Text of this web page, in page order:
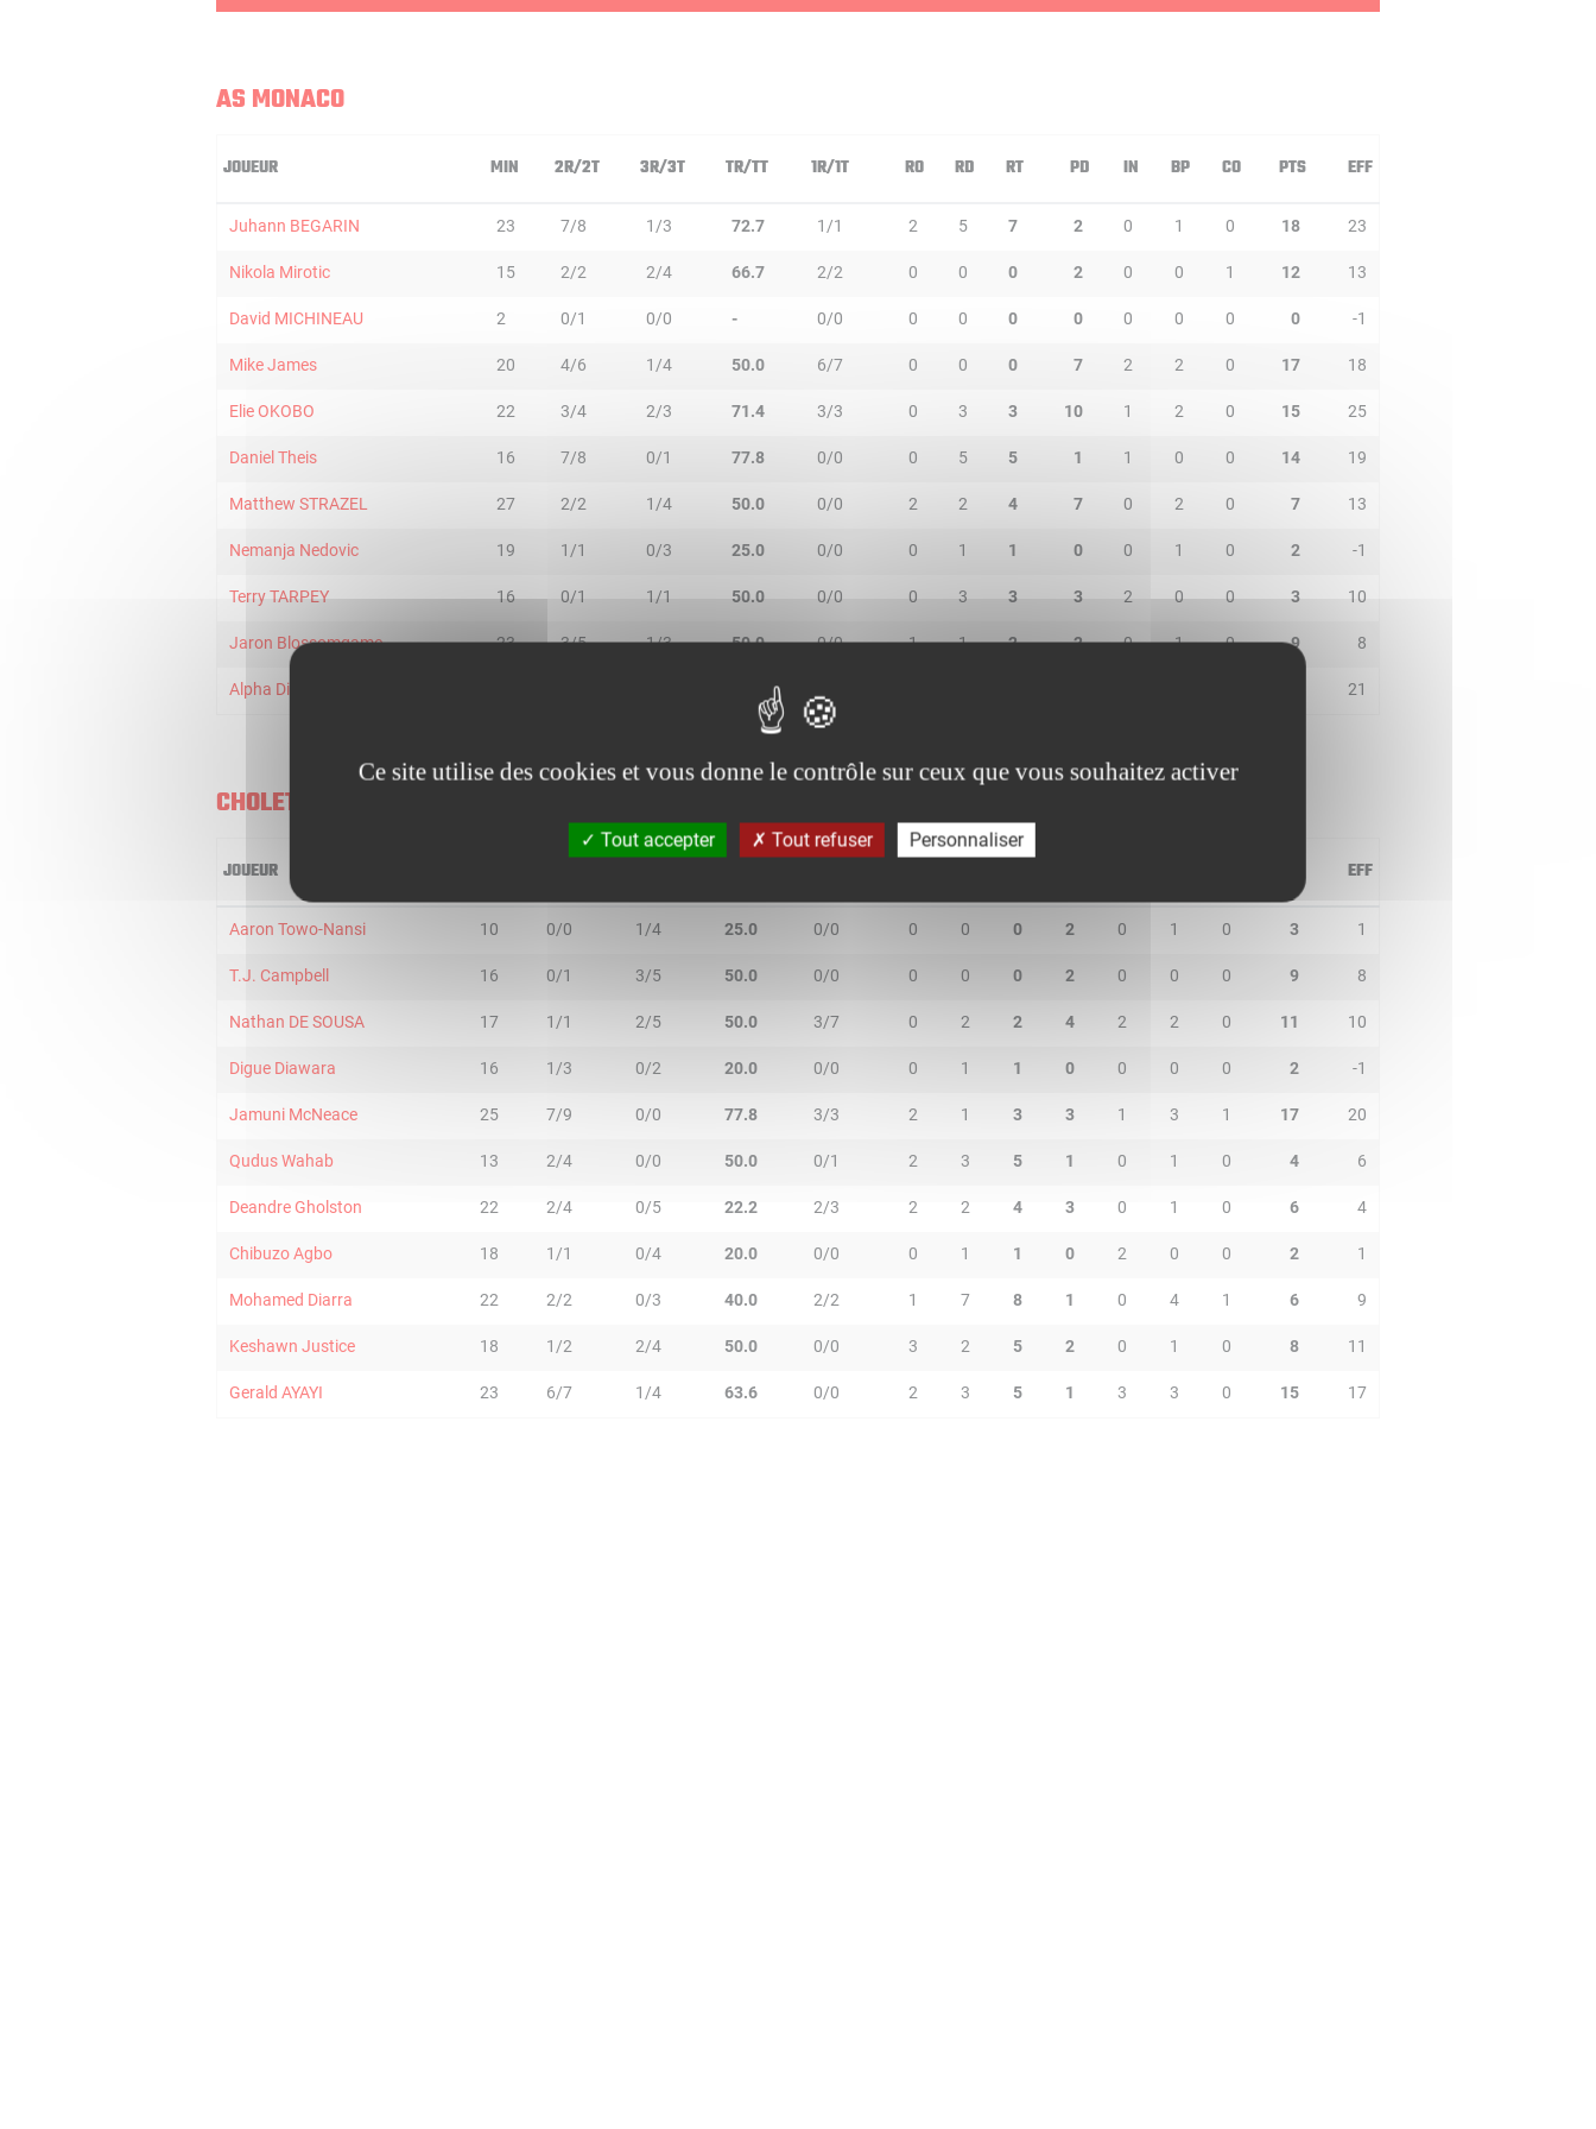
AS MONACO
JOUEUR MIN 2R/2T 3R/3T TR/TT 1R/1T RO RD RT PD IN BP CO PTS EFF
Juhann BEGARIN 23 7/8 1/3 72.7 1/1 2 5 7 2 0 1 0 18 23
Nikola Mirotic 15 2/2 2/4 66.7 2/2 0 0 0 2 0 0 1 12 13
David MICHINEAU 2 0/1 0/0 - 0/0 0 0 0 0 0 0 0 0 -1
Mike James 20 4/6 1/4 50.0 6/7 0 0 0 7 2 2 0 17 18
Elie OKOBO 22 3/4 2/3 71.4 3/3 0 3 3 10 1 2 0 15 25
Daniel Theis 16 7/8 0/1 77.8 0/0 0 5 5 1 1 0 0 14 19
Matthew STRAZEL 27 2/2 1/4 50.0 0/0 2 2 4 7 0 2 0 7 13
Nemanja Nedovic 19 1/1 0/3 25.0 0/0 0 1 1 0 0 1 0 2 -1
Terry TARPEY 16 0/1 1/1 50.0 0/0 0 3 3 3 2 0 0 3 10
Jaron Blossomgame 23 3/5 1/3 50.0 0/0 1 1 2 2 0 1 0 9 8
Alpha Diallo 21
CHOLET BASKET
JOUEUR EFF
Aaron Towo-Nansi 10 0/0 1/4 25.0 0/0 0 0 0 2 0 1 0 3 1
T.J. Campbell 16 0/1 3/5 50.0 0/0 0 0 0 2 0 0 0 9 8
Nathan DE SOUSA 17 1/1 2/5 50.0 3/7 0 2 2 4 2 2 0 11 10
Digue Diawara 16 1/3 0/2 20.0 0/0 0 1 1 0 0 0 0 2 -1
Jamuni McNeace 25 7/9 0/0 77.8 3/3 2 1 3 3 1 3 1 17 20
Qudus Wahab 13 2/4 0/0 50.0 0/1 2 3 5 1 0 1 0 4 6
Deandre Gholston 22 2/4 0/5 22.2 2/3 2 2 4 3 0 1 0 6 4
Chibuzo Agbo 18 1/1 0/4 20.0 0/0 0 1 1 0 2 0 0 2 1
Mohamed Diarra 22 2/2 0/3 40.0 2/2 1 7 8 1 0 4 1 6 9
Keshawn Justice 18 1/2 2/4 50.0 0/0 3 2 5 2 0 1 0 8 11
Gerald AYAYI 23 6/7 1/4 63.6 0/0 2 3 5 1 3 3 0 15 17
Ce site utilise des cookies et vous donne le contrôle sur ceux que vous souhaitez activer
Tout accepter Tout refuser Personnaliser